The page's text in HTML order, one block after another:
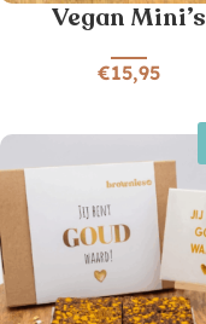
Vegan Mini’s
€15,95